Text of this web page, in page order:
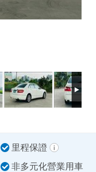
里程保證
非多元化營業用車